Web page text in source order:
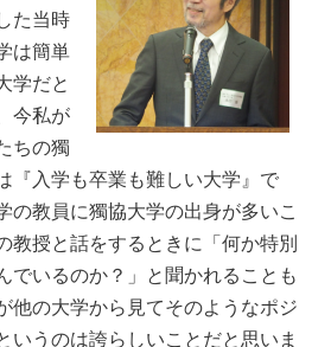
た当時
は簡単
学だと
今私が
ちの獨
『入学も卒業も難しい大学』で
の教員に獨協大学の出身が多いこ
教授と話をするときに「何か特別
でいるのか？」と聞かれることも
他の大学から見てそのようなポジ
いうのは誇らしいことだと思いま